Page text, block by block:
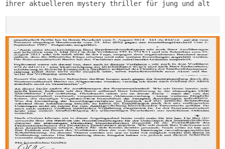
ihrer aktuelleren mystery thriller für jung und alt